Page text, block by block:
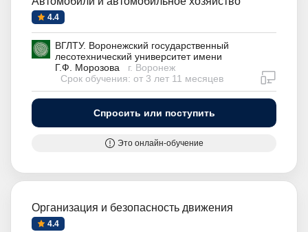
4.4
ВГЛТУ. Воронежский государственный
лесотехнический университет имени
Г.Ф. Морозова
г. Воронеж
Срок обучения: от 3 лет 11 месяцев
Спросить или поступить
Это онлайн-обучение
Организация и безопасность движения
4.4